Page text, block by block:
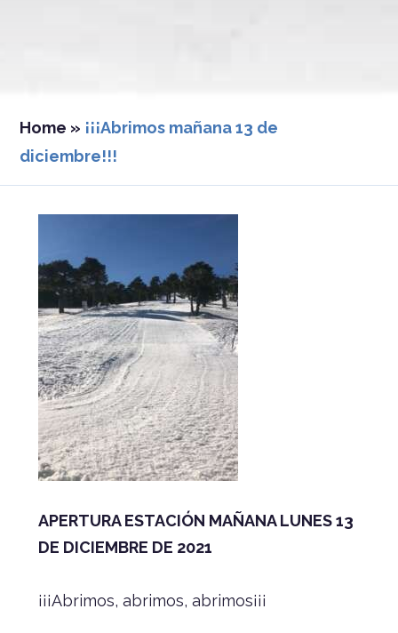
Home » ¡¡¡Abrimos mañana 13 de
diciembre!!!
APERTURA ESTACIÓN MAÑANA LUNES 13
DE DICIEMBRE DE 2021
¡¡¡Abrimos, abrimos, abrimos¡¡¡